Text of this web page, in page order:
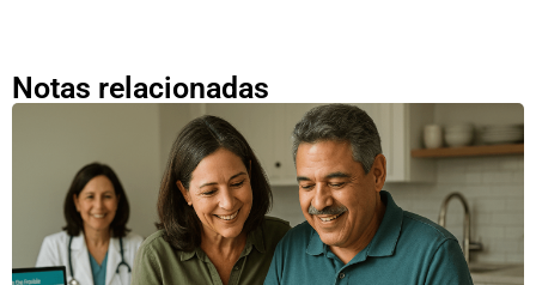
Notas relacionadas